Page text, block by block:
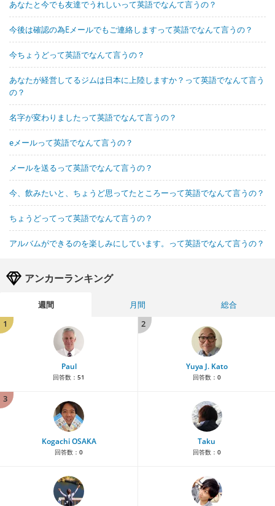
あなたと今でも友達でうれしいって英語でなんて言うの？
今後は確認の為Eメールでもご連絡しますって英語でなんて言うの？
今ちょうどって英語でなんて言うの？
あなたが経営してるジムは日本に上陸しますか？って英語でなんて言う
の？
名字が変わりましたって英語でなんて言うの？
eメールって英語でなんて言うの？
メールを送るって英語でなんて言うの？
今、飲みたいと、ちょうど思ってたところーって英語でなんて言うの？
ちょうどってって英語でなんて言うの？
アルバムができるのを楽しみにしています。って英語でなんて言うの？
アンカーランキング
週間 月間
総合
1
Paul
回答数： 51
2
Yuya J. Kato
回答数： 0
3
Kogachi OSAKA
回答数： 0
Taku
回答数： 0